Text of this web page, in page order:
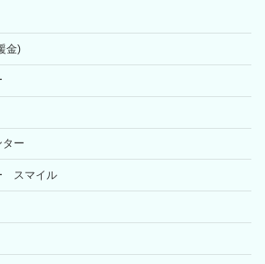
金)
ー
スマイル